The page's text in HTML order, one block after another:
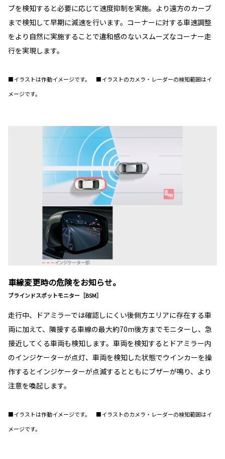
ブを検知すると必要に応じて速度抑制を実施。より遠方のカーブ
まで検知して早期に減速を行います。コーナーに対する車速調整
をより自然に実施することで違和感のないスムーズなコーナー走
行を実現します。
■イラストは作動イメージです。 ■イラストのカメラ・レーダーの検知範囲はイ
メージです。
車線変更時の危険をお知らせ。
ブラインドスポットモニター［BSM］
走行中、ドアミラーでは確認しにくい後側方エリアに存在する車
両に加えて、隣接する車線の最大約70m後方までモニターし、急
接近してくる車両も検知します。車両を検知するとドアミラー内
のインジケーターが点灯、車両を検知した状態でウインカーを操
作するとインジケーターが点滅するとともにブザーが鳴り、より
注意を喚起します。
■イラストは作動イメージです。 ■イラストのカメラ・レーダーの検知範囲はイ
メージです。